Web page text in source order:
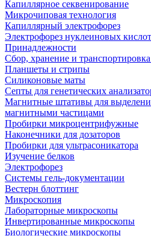
Капиллярное секвенирование
Микрочиповая технология
Капиллярный электрофорез
Электрофорез нуклеиновых кислот
Принадлежности
Сбор, хранение и
Планшеты и стрипы
Силиконовые маты
Септы для генетических
Магнитные штативы для
магнитными частицами
Пробирки микроцентрифужные
Наконечники для дозаторов
Пробирки для ультрасоникатора
Изучение белков
Электрофорез
Системы гель-документации
Вестерн блоттинг
Микроскопия
Лабораторные микроскопы
Инвертированные микроскопы
Биологические микроскопы